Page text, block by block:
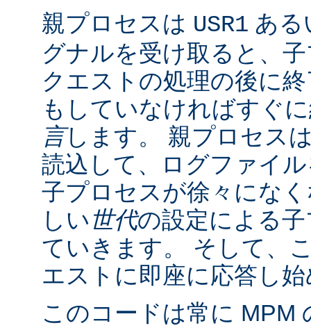
親プロセスは USR1 あ
グナルを受け取ると、
クエストの処理の後に
もしていなければすぐ
言します。 親プロセス
読込して、ログファイ
子プロセスが徐々にな
しい世代の設定による
ていきます。 そして、
エストに即座に応答し
このコードは常に MPM